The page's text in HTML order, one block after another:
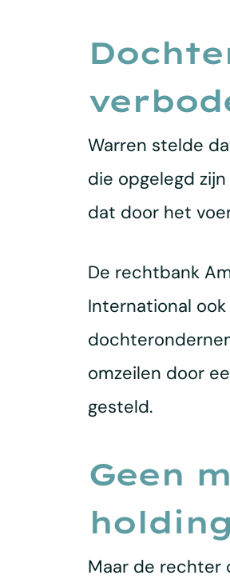
Warren stelde
die opgelegd
dat door het
De rechtbank
International
omzeilen door
gesteld.
Geen
Maar de rechter